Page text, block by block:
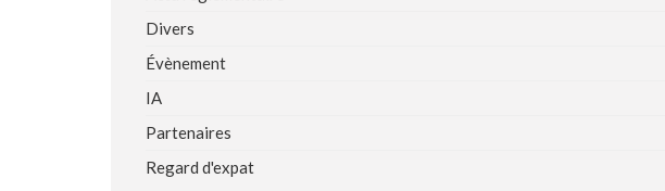
Divers
Évènement
IA
Partenaires
Regard d'expat